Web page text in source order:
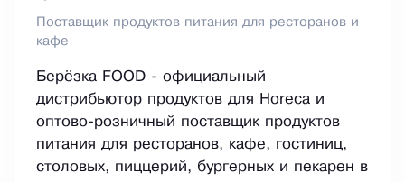
Поставщик продуктов питания для ресторанов и
кафе
Берёзка FOOD - официальный
дистрибьютор продуктов для Horeca и
оптово-розничный поставщик продуктов
питания для ресторанов, кафе, гостиниц,
столовых, пиццерий, бургерных и пекарен в